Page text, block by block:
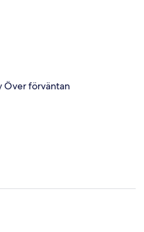
Över förväntan